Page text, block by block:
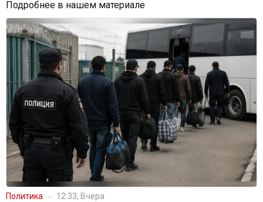
Подробнее в нашем материале
Политика 12:33, Вчера